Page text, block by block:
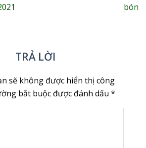
bón
TRẢ LỜI
sẽ không được hiển thị công
bắt buộc được đánh dấu *